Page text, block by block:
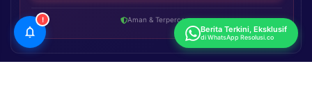
Aman & Terpercaya
!
Berita Terkini, Eksklusif
di WhatsApp Resolusi.co